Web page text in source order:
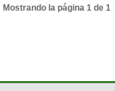
Mostrando la página 1 de 1